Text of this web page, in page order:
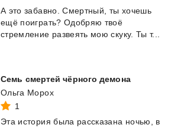
А это забавно. Смертный, ты хочешь
ещё поиграть? Одобряю твоё
стремление развеять мою скуку. Ты т...
Семь смертей чёрного демона
Ольга Морох
1
Эта история была рассказана ночью, в